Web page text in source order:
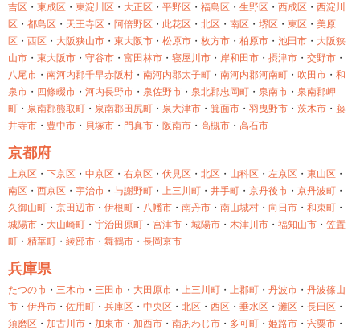
吉区 ・ 東成区 ・ 東淀川区 ・ 大正区 ・ 平野区 ・ 福島区 ・ 生野区 ・ 西成区 ・ 西淀川
区 ・ 都島区 ・ 天王寺区 ・ 阿倍野区 ・ 此花区 ・ 北区 ・ 南区 ・ 堺区 ・ 東区 ・ 美原
区 ・ 西区 ・ 大阪狭山市 ・ 東大阪市 ・ 松原市 ・ 枚方市 ・ 柏原市 ・ 池田市 ・ 大阪狭
山市 ・ 東大阪市 ・ 守谷市 ・ 富田林市 ・ 寝屋川市 ・ 岸和田市 ・ 摂津市 ・ 交野市 ・
八尾市 ・ 南河内郡千早赤阪村 ・ 南河内郡太子町 ・ 南河内郡河南町 ・ 吹田市 ・ 和
泉市 ・ 四條畷市 ・ 河内長野市 ・ 泉佐野市 ・ 泉北郡忠岡町 ・ 泉南市 ・ 泉南郡岬
町 ・ 泉南郡熊取町 ・ 泉南郡田尻町 ・ 泉大津市 ・ 箕面市 ・ 羽曳野市 ・ 茨木市 ・ 藤
井寺市 ・ 豊中市 ・ 貝塚市 ・ 門真市 ・ 阪南市 ・ 高槻市 ・ 高石市
京都府
上京区 ・ 下京区 ・ 中京区 ・ 右京区 ・ 伏見区 ・ 北区 ・ 山科区 ・ 左京区 ・ 東山区 ・
南区 ・ 西京区 ・ 宇治市 ・ 与謝野町 ・ 上三川町 ・ 井手町 ・ 京丹後市 ・ 京丹波町 ・
久御山町 ・ 京田辺市 ・ 伊根町 ・ 八幡市 ・ 南丹市 ・ 南山城村 ・ 向日市 ・ 和束町 ・
城陽市 ・ 大山崎町 ・ 宇治田原町 ・ 宮津市 ・ 城陽市 ・ 木津川市 ・ 福知山市 ・ 笠置
町 ・ 精華町 ・ 綾部市 ・ 舞鶴市 ・ 長岡京市
兵庫県
たつの市 ・ 三木市 ・ 三田市 ・ 大田原市 ・ 上三川町 ・ 上郡町 ・ 丹波市 ・ 丹波篠山
市 ・ 伊丹市 ・ 佐用町 ・ 兵庫区 ・ 中央区 ・ 北区 ・ 西区 ・ 垂水区 ・ 灘区 ・ 長田区 ・
須磨区 ・ 加古川市 ・ 加東市 ・ 加西市 ・ 南あわじ市 ・ 多可町 ・ 姫路市 ・ 宍粟市 ・